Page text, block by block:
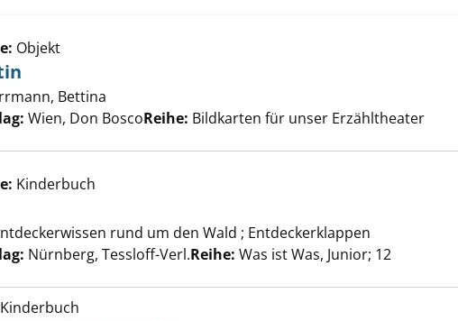
Sankt Martin anzeigen
Objekt
Bettina
Wien, Don BoscoReihe: Bildkarten für unser Erzähltheater
Wald anzeigen
Kinderbuch
rund um den Wald ; Entdeckerklappen
Verfasser
Nürnberg, Tessloff-Verl.Reihe: Was ist Was, Junior; 12
Kinderbuch